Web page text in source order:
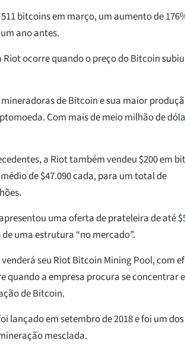
bitcoins em março, um aumento de
ano antes.
ocorre quando o preço do Bitcoin
de Bitcoin e sua maior
Com mais de meio milhão de
a Riot também vendeu $200 em
de $47.090 cada, para um total de
uma oferta de prateleira de até
uma estrutura “no mercado”.
seu Riot Bitcoin Mining Pool, com
quando a empresa procura se concentrar
de Bitcoin.
lançado em setembro de 2018 e foi um dos
mesclada.